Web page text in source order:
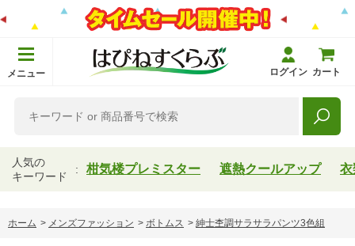
メニュー ログイン カート
人気の
キーワード
柑気楼プレミスター 遮熱クールアップ 衣
ホーム > メンズファッション > ボトムス > 紳士杢調サラサラパンツ3色組